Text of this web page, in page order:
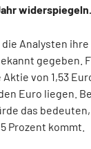
widerspiegeln.
Analysten
gegeben.
von 1,53
Euro liegen.
das
Prozent kommt.